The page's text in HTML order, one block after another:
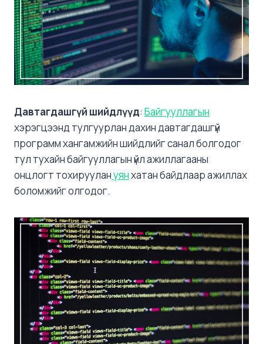
Давтагдашгүй шийдлүүд: Байгууллагын
хэрэгцээнд тулгуурлан дахин давтагдашгүй
программ хангамжийн шийдлийг санал болгодог
тул тухайн байгууллагын үйл ажиллагааны
онцлогт тохируулануянхатан байдлаар ажиллах
боломжийг олгодог.​